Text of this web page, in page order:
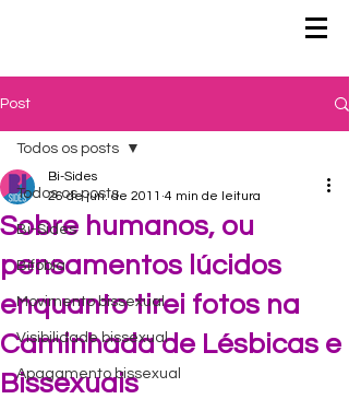
Post
Todos os posts
Bi-Sides
Bifobia
Movimento bissexual
Visibilidade bissexual
Apagamento bissexual
Todos os posts
Sobre humanos, ou
pensamentos lúcidos
enquanto tirei fotos na
Caminhada de Lésbicas e
Bissexuais
Bi-Sides
26 de jun. de 2011 4 min de leitura